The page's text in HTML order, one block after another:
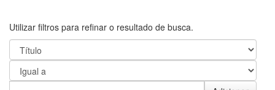
Utilizar filtros para refinar o resultado de busca.